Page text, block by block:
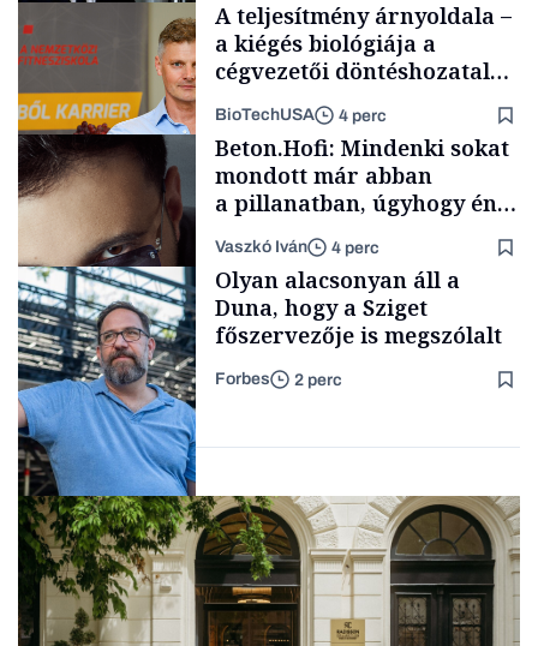
Politika
Content Lab HUB
A teljesítmény árnyoldala –
a kiégés biológiája a
cégvezetői döntéshozatal
BioTechUSA 4 perc
Forbes-sztori
Beton.Hofi: Mindenki sokat
mondott már abban
a pillanatban, úgyhogy én
a legsarkosabb
gondolataimat akartam
kimondani
Vaszkó Iván 4 perc
Társadalom
Olyan alacsonyan áll a
Duna, hogy a Sziget
főszervezője is megszólalt
Forbes 2 perc